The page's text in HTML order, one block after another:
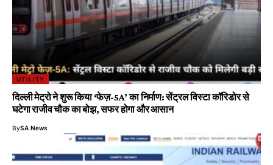
UTILITY
दिल्ली मेट्रो ने शुरू किया ‘फेज़-5A’ का निर्माण: सेंट्रल विस्टा कॉरिडोर से
घटेगा राजीव चौक का बोझ, सफर होगा और आसान
BySA News